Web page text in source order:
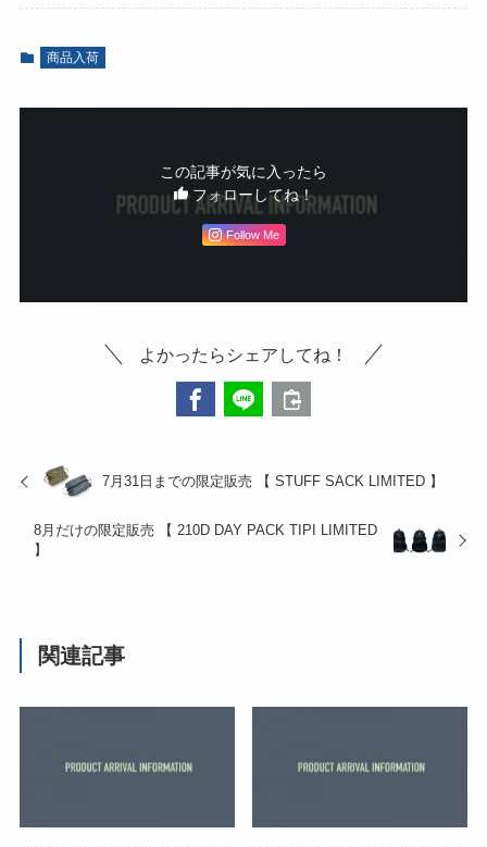
商品入荷
この記事が気に入ったら
フォローしてね！
Follow Me
よかったらシェアしてね！
7月31日までの限定販売 【 STUFF SACK LIMITED 】
8月だけの限定販売 【 210D DAY PACK TIPI LIMITED
】
関連記事